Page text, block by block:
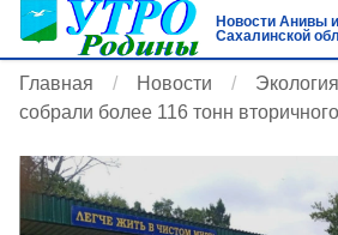
Новости Анивы и
Сахалинской
Главная Новости Экология
собрали более 116 тонн